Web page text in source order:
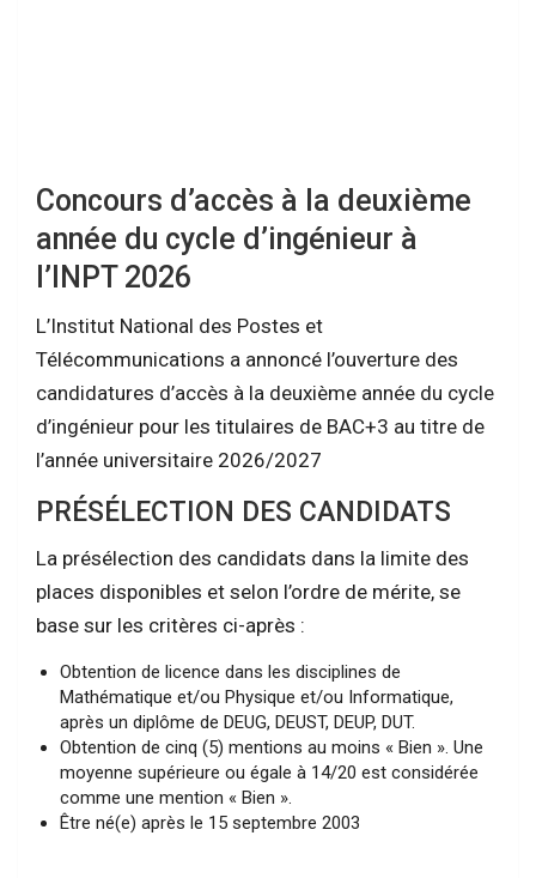
Concours d’accès à la deuxième
année du cycle d’ingénieur à
l’INPT 2026
L’Institut National des Postes et
Télécommunications a annoncé l’ouverture des
candidatures d’accès à la deuxième année du cycle
d’ingénieur pour les titulaires de BAC+3 au titre de
l’année universitaire 2026/2027
PRÉSÉLECTION DES CANDIDATS
La présélection des candidats dans la limite des
places disponibles et selon l’ordre de mérite, se
base sur les critères ci-après :
Obtention de licence dans les disciplines de
Mathématique et/ou Physique et/ou Informatique,
après un diplôme de DEUG, DEUST, DEUP, DUT.
Obtention de cinq (5) mentions au moins « Bien ». Une
moyenne supérieure ou égale à 14/20 est considérée
comme une mention « Bien ».
Être né(e) après le 15 septembre 2003